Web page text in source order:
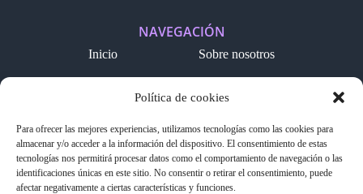
Política de cookies
Para ofrecer las mejores experiencias, utilizamos tecnologías como las cookies para
almacenar y/o acceder a la información del dispositivo. El consentimiento de estas
tecnologías nos permitirá procesar datos como el comportamiento de navegación o las
identificaciones únicas en este sitio. No consentir o retirar el consentimiento, puede
afectar negativamente a ciertas características y funciones.
NAVEGACIÓN
Inicio
Sobre nosotros
Nuestros servicios
Proyectos
LEGAL
Política de cookies
Aviso legal